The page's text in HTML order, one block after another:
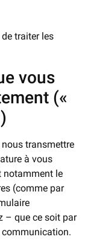
traiter les
vous
(«
transmettre
à vous
notamment le
(comme par
– que ce soit par
communication.